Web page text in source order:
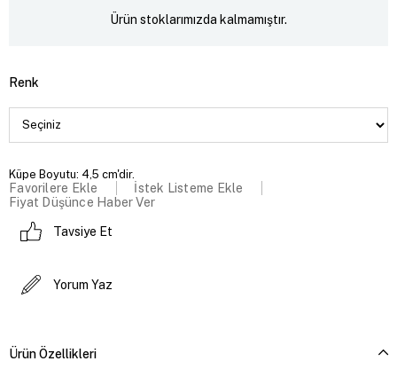
Ürün stoklarımızda kalmamıştır.
Renk
Küpe Boyutu: 4,5 cm'dir.
Favorilere Ekle
İstek Listeme Ekle
Fiyat Düşünce Haber Ver
Tavsiye Et
Yorum Yaz
Ürün Özellikleri